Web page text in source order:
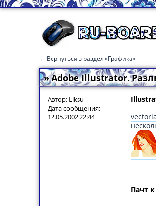
← Вернуться в раздел «Графика»
» Adobe Illustrator.
Автор: Liksu
Дата сообщения:
12.05.2002 22:44
Пачт